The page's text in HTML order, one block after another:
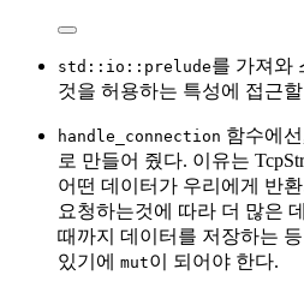
std::io::prelude를 가져와
것을 허용하는 특성에 접근
handle_connection 함수에
로 만들어 줬다. 이유는
어떤 데이터가 우리에게 반
요청하는것에 따라 더 많은
때까지 데이터를 저장하는
있기에 mut이 되어야 한다.